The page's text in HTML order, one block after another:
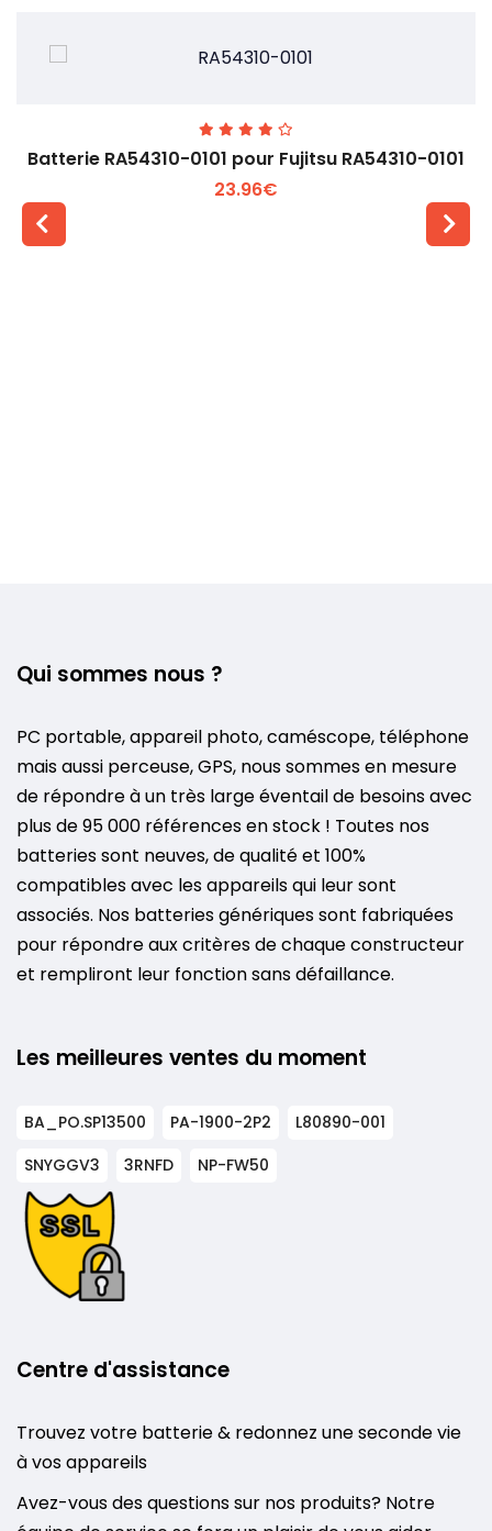
Batterie RA54310-0101 pour Fujitsu RA54310-0101
23.96€
Qui sommes nous ?
PC portable, appareil photo, caméscope, téléphone
mais aussi perceuse, GPS, nous sommes en mesure
de répondre à un très large éventail de besoins avec
plus de 95 000 références en stock ! Toutes nos
batteries sont neuves, de qualité et 100%
compatibles avec les appareils qui leur sont
associés. Nos batteries génériques sont fabriquées
pour répondre aux critères de chaque constructeur
et rempliront leur fonction sans défaillance.
Les meilleures ventes du moment
BA_PO.SP13500 PA-1900-2P2
L80890-001
SNYGGV3
3RNFD NP-FW50
Centre d'assistance
Trouvez votre batterie & redonnez une seconde vie
à vos appareils
Avez-vous des questions sur nos produits? Notre